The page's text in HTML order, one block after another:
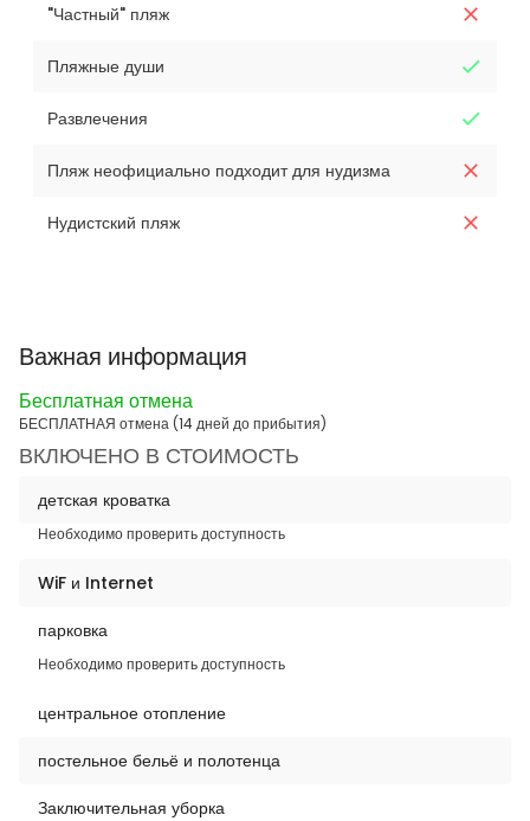
"Частный" пляж
Пляжные души
Развлечения
Пляж неофициально подходит для нудизма
Нудистский пляж
Важная информация
Бесплатная отмена
БЕСПЛАТНАЯ отмена (14 дней до прибытия)
ВКЛЮЧЕНО В СТОИМОСТЬ
детская кроватка
Необходимо проверить доступность
WiF и Internet
парковка
Необходимо проверить доступность
центральное отопление
постельное бельё и полотенца
Заключительная уборка